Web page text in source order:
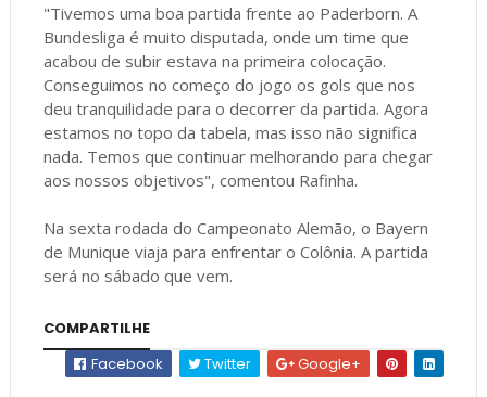
"Tivemos uma boa partida frente ao Paderborn. A
Bundesliga é muito disputada, onde um time que
acabou de subir estava na primeira colocação.
Conseguimos no começo do jogo os gols que nos
deu tranquilidade para o decorrer da partida. Agora
estamos no topo da tabela, mas isso não significa
nada. Temos que continuar melhorando para chegar
aos nossos objetivos", comentou Rafinha.
Na sexta rodada do Campeonato Alemão, o Bayern
de Munique viaja para enfrentar o Colônia. A partida
será no sábado que vem.
COMPARTILHE
Facebook
Twitter Google+